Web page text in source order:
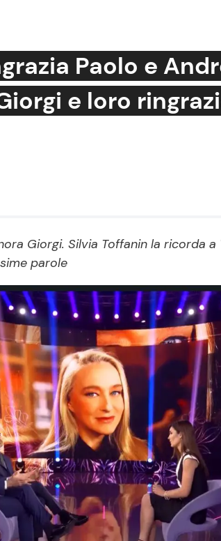
Benessere
Viaggi e Turismo
Festività
Paolo e
e loro
Giorgi. Silvia Toffanin la ricorda
parole